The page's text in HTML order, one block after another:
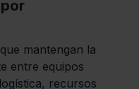
mantengan la
entre equipos
recursos